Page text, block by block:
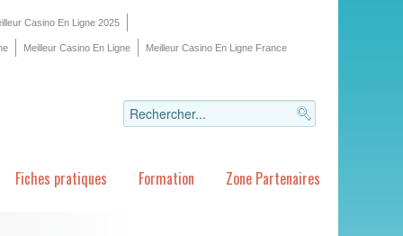
Casino En Ligne 2025
Meilleur Casino En Ligne Meilleur Casino En Ligne France
Fiches pratiques Formation Zone Partenaires